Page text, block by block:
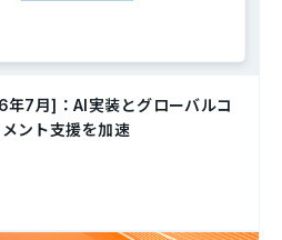
7月]：AI実装とグローバルコ
ント支援を加速